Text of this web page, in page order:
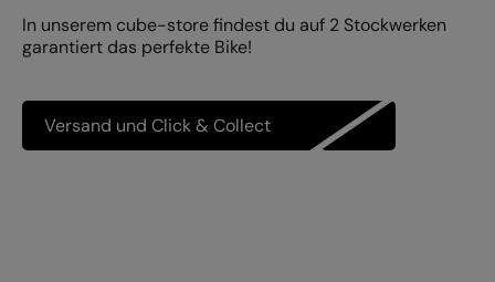
In unserem cube-store findest du auf 2 Stockwerken
garantiert das perfekte Bike!
Versand und Click & Collect